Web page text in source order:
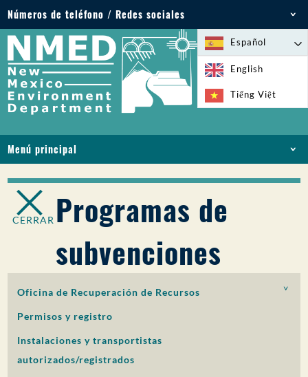
Números de teléfono / Redes sociales
Teléfono: 505-827-2855
1-800-219-6157
Emergencias medioambientales: 505-827-9329
(24 horas)
Español
English
Tiếng Việt
Menú principal
ACERCA DE
LICENCIAS Y PERMISOS
CUMPLIMIENTO Y EJECUCIÓN
PFAS EN NM
FINANCIACIÓN
SERVICIOS EN LÍNEA
CERRAR Programas de
subvenciones
Oficina de Recuperación de Recursos
Permisos y registro
Instalaciones y transportistas
autorizados/registrados